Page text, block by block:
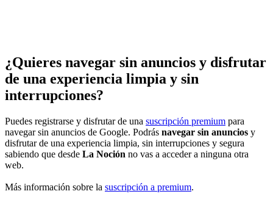
¿Quieres navegar sin anuncios y disfrutar
de una experiencia limpia y sin
interrupciones?
Puedes registrarse y disfrutar de una suscripción premium para
navegar sin anuncios de Google. Podrás navegar sin anuncios y
disfrutar de una experiencia limpia, sin interrupciones y segura
sabiendo que desde La Noción no vas a acceder a ninguna otra
web.
Más información sobre la suscripción a premium.